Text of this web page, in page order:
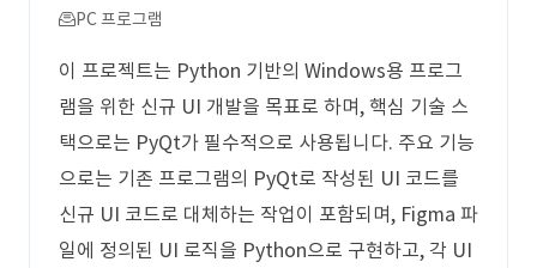
PC 프로그램
이 프로젝트는 Python 기반의 Windows용 프로그
램을 위한 신규 UI 개발을 목표로 하며, 핵심 기술 스
택으로는 PyQt가 필수적으로 사용됩니다. 주요 기능
으로는 기존 프로그램의 PyQt로 작성된 UI 코드를
신규 UI 코드로 대체하는 작업이 포함되며, Figma 파
일에 정의된 UI 로직을 Python으로 구현하고, 각 UI